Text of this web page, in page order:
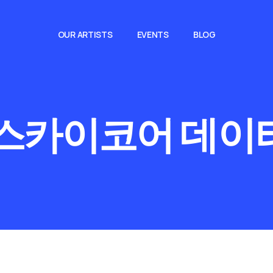
OUR ARTISTS EVENTS BLOG
카이코어 데이